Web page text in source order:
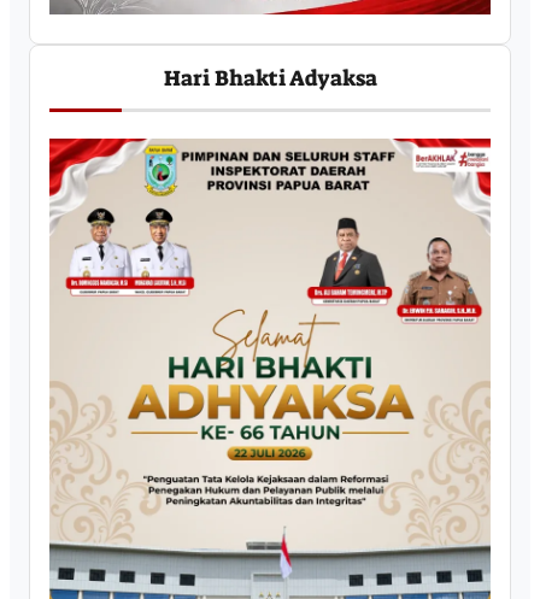
Hari Bhakti Adyaksa